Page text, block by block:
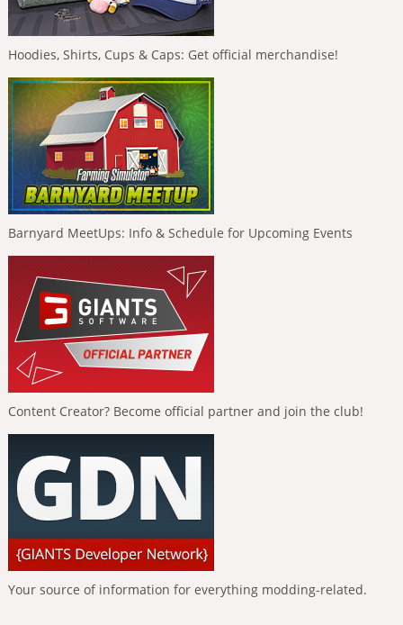
Hoodies, Shirts, Cups & Caps: Get official merchandise!
Barnyard MeetUps: Info & Schedule for Upcoming Events
Content Creator? Become official partner and join the club!
Your source of information for everything modding-related.